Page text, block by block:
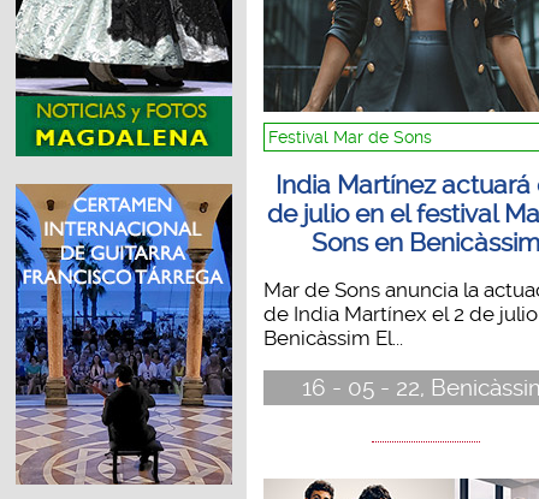
Festival Mar de Sons
India Martínez actuará
de julio en el festival
Sons en Benicàssim
Mar de Sons anuncia la
de India Martínex el 2 de
Benicàssim El...
16 - 05 - 22,